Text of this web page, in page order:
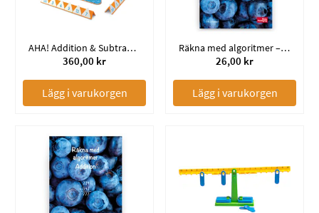
AHA! Addition & Subtraktion
360,00 kr
Lägg i varukorgen
Räkna med algoritmer – Addition
26,00 kr
Lägg i varukorgen